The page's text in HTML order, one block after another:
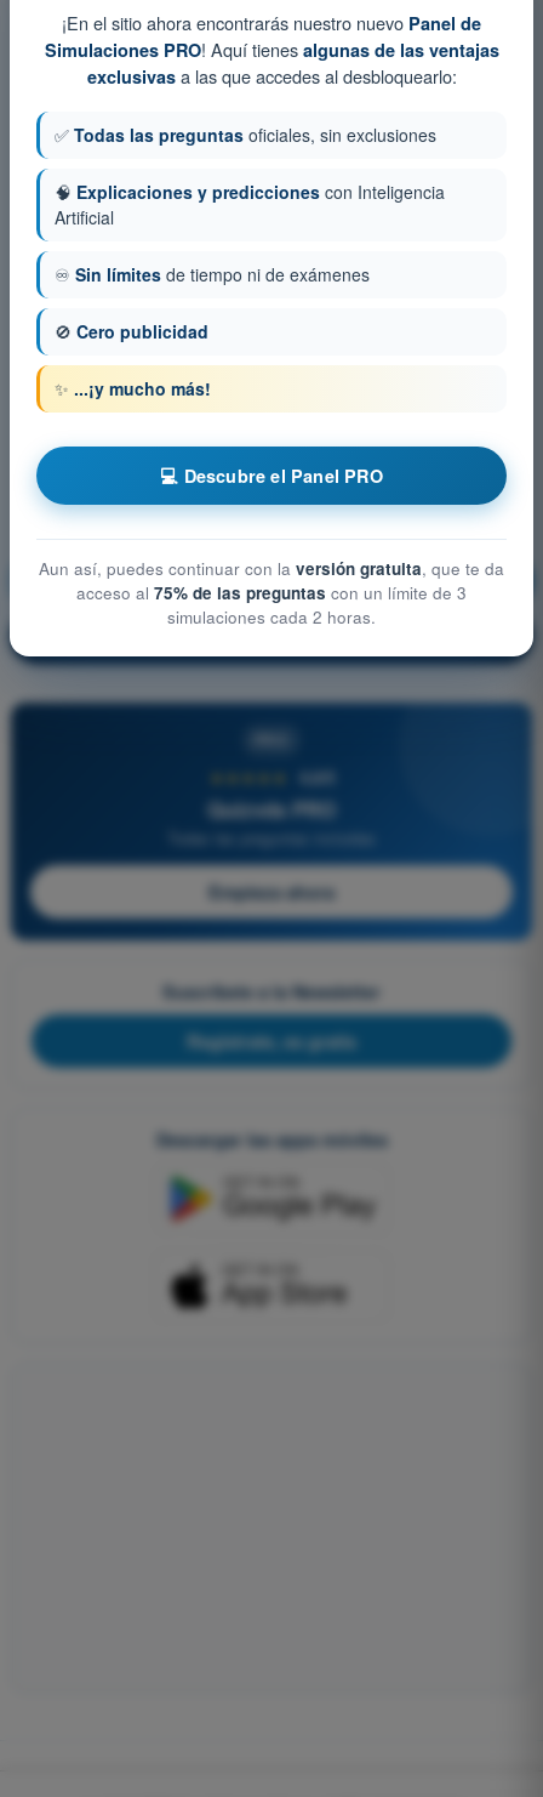
Seguridad operacional ¡Entrenamiento!
4,6/5
Quizvds PRO
Empieza ahora
Suscríbete a la Newsletter
Regístrate, es gratis
Descargar las apps móviles
¡En el sitio ahora encontrarás nuestro nuevo Panel de
Simulaciones PRO! Aquí tienes algunas de las ventajas
exclusivasa las que accedes al desbloquearlo:
✅ Todas las preguntas oficiales, sin exclusiones
🧠 Explicaciones y predicciones con Inteligencia
Artificial
♾️ Sin límites de tiempo ni de exámenes
🚫 Cero publicidad
✨ ...¡y mucho más!
💻 Descubre el Panel PRO
Aun así, puedes continuar con la versión gratuita, que te da
acceso al 75% de las preguntas con un límite de 3
simulaciones cada 2 horas.